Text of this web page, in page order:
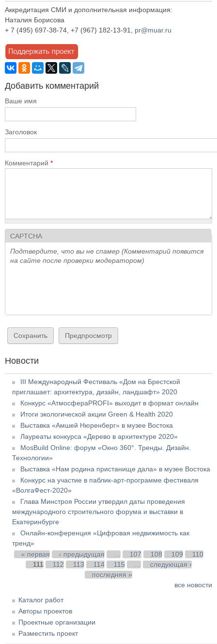
Аккредитация СМИ и дополнительная информация:
Наталия Борисова
+ 7 (495) 697-38-74, +7 (967) 182-13-91, pr@muar.ru
Добавить комментарий
Ваше имя
Заголовок
Комментарий *
CAPTCHA
Подтвердите, что вы не спамер (Комментарий появится
на сайте после проверки модератором)
Новости
III Международный Фестиваль «Дом на Брестской
приглашает: архитектура, дизайн, ландшафт» 2020
Конкурс «АтмосфераPROFI» выходит в формат онлайн
Итоги экологической акции Green & Health 2020
Выставка «Амшей Нюренберг» в музее Востока
Лауреаты конкурса «Дерево в архитектуре 2020»
MosBuild Online: форум «Окно 360°. Тренды. Дизайн.
Технологии»
Выставка «Нам родина пристанище дала» в музее Востока
Конкурс на участие в паблик-арт-программе фестиваля
«ВолгаФест-2020»
Глава Минстроя России утвердил даты проведения
международного строительного форума и выставки в
Екатеринбурге
Онлайн-конференция «Цифровая недвижимость как
тренд»
Страницы
« первая ‹ предыдущая … 107 108 109
110
111
112 113 114 115 …
следующая ›
последняя »
все новости
Каталог работ
Авторы проектов
Проектные организации
Разместить проект